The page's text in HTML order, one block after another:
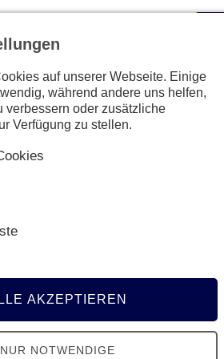
auf unserer Webseite. Einige
während andere uns helfen,
verbessern oder zusätzliche
Verfügung zu stellen.
AKZEPTIEREN
NUR NOTWENDIGE